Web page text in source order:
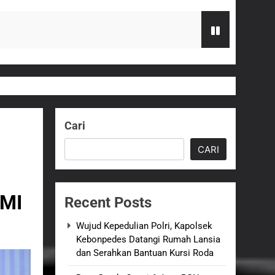
Perkuat Penataan Pedagang
Empat Korban Kebakaran KMP Mutiara
Cari
CARI
Recent Posts
Wujud Kepedulian Polri, Kapolsek
Kebonpedes Datangi Rumah Lansia
dan Serahkan Bantuan Kursi Roda